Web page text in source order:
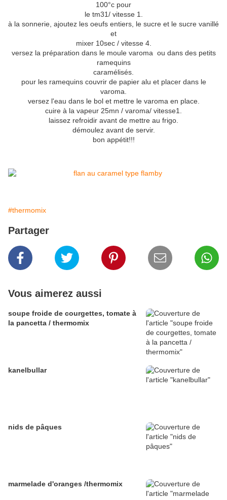
100°c pour
le tm31/ vitesse 1.
à la sonnerie, ajoutez les oeufs entiers, le sucre et le sucre vanillé
et
mixer 10sec / vitesse 4.
versez la préparation dans le moule varoma ou dans des petits
ramequins
caramélisés.
pour les ramequins couvrir de papier alu et placer dans le
varoma.
versez l'eau dans le bol et mettre le varoma en place.
cuire à la vapeur 25mn / varoma/ vitesse1.
laissez refroidir avant de mettre au frigo.
démoulez avant de servir.
bon appétit!!!
#thermomix
Partager
Vous aimerez aussi
soupe froide de courgettes, tomate à
la pancetta / thermomix
kanelbullar
nids de pâques
marmelade d'oranges /thermomix